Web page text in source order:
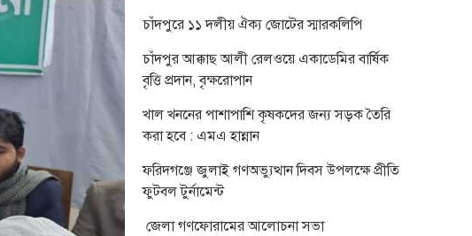
চাঁদপুরে ১১ দলীয় ঐক্য জোটের স্মারকলিপি
চাঁদপুর আক্কাছ আলী রেলওয়ে একাডেমির বার্ষিক
বৃত্তি প্রদান, বৃক্ষরোপান
খাল খননের পাশাপাশি কৃষকদের জন্য সড়ক তৈরি
করা হবে : এমএ হান্নান
ফরিদগঞ্জে জুলাই গণঅভ্যুত্থান দিবস উপলক্ষে প্রীতি
ফুটবল টুর্নামেন্ট
জেলা গণফোরামের আলোচনা সভা